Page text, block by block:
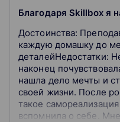
Достоинства: Преподаватели здесь разбирают
каждую домашку до
деталейНедостатки: Нет Благодаря Skillbox я
наконец
нашла дело мечты и
своей жизни. После
такое
вспомнила о себе.